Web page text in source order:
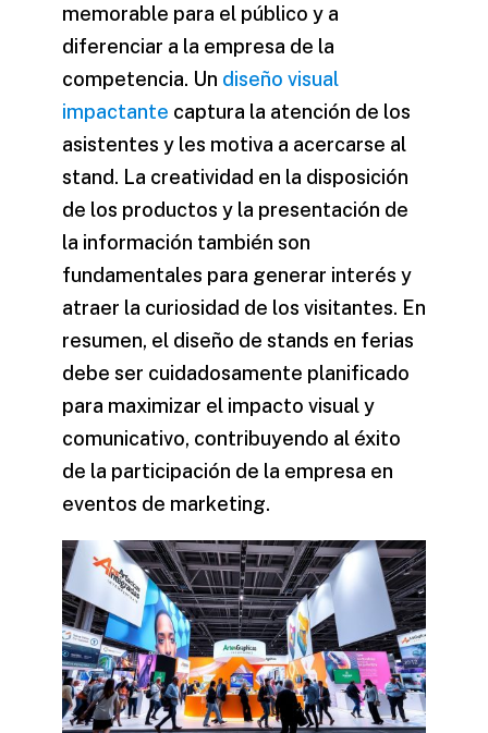
memorable para el público y a
diferenciar a la empresa de la
competencia. Un diseño visual
impactante captura la atención de los
asistentes y les motiva a acercarse al
stand. La creatividad en la disposición
de los productos y la presentación de
la información también son
fundamentales para generar interés y
atraer la curiosidad de los visitantes. En
resumen, el diseño de stands en ferias
debe ser cuidadosamente planificado
para maximizar el impacto visual y
comunicativo, contribuyendo al éxito
de la participación de la empresa en
eventos de marketing.